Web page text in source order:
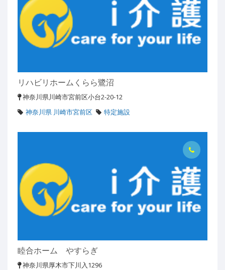
リハビリホームくらら鷺沼
神奈川県川崎市宮前区小台2-20-12
神奈川県 川崎市宮前区
特定施設
睦合ホーム やすらぎ
神奈川県厚木市下川入1296